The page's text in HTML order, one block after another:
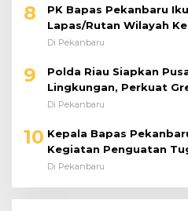
8
PK Bapas Pekanbaru
Lapas/Rutan Wilayah
Umum Jelang Hari
Di Pekanbaru
9
Polda Riau Siapkan
Lingkungan, Perkuat
Riset
Di Pekanbaru
10 Kepala Bapas
Kegiatan Penguatan
Paparan Penempatan
Di Pekanbaru